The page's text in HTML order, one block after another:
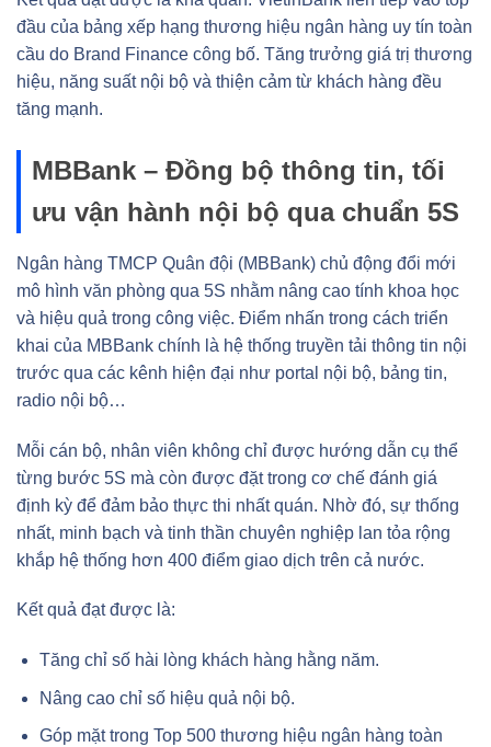
đầu của bảng xếp hạng thương hiệu ngân hàng uy tín toàn
cầu do Brand Finance công bố. Tăng trưởng giá trị thương
hiệu, năng suất nội bộ và thiện cảm từ khách hàng đều
tăng mạnh.
MBBank – Đồng bộ thông tin, tối
ưu vận hành nội bộ qua chuẩn 5S
Ngân hàng TMCP Quân đội (MBBank) chủ động đổi mới
mô hình văn phòng qua 5S nhằm nâng cao tính khoa học
và hiệu quả trong công việc. Điểm nhấn trong cách triển
khai của MBBank chính là hệ thống truyền tải thông tin nội
trước qua các kênh hiện đại như portal nội bộ, bảng tin,
radio nội bộ…
Mỗi cán bộ, nhân viên không chỉ được hướng dẫn cụ thể
từng bước 5S mà còn được đặt trong cơ chế đánh giá
định kỳ để đảm bảo thực thi nhất quán. Nhờ đó, sự thống
nhất, minh bạch và tinh thần chuyên nghiệp lan tỏa rộng
khắp hệ thống hơn 400 điểm giao dịch trên cả nước.
Kết quả đạt được là:
Tăng chỉ số hài lòng khách hàng hằng năm.
Nâng cao chỉ số hiệu quả nội bộ.
Góp mặt trong Top 500 thương hiệu ngân hàng toàn